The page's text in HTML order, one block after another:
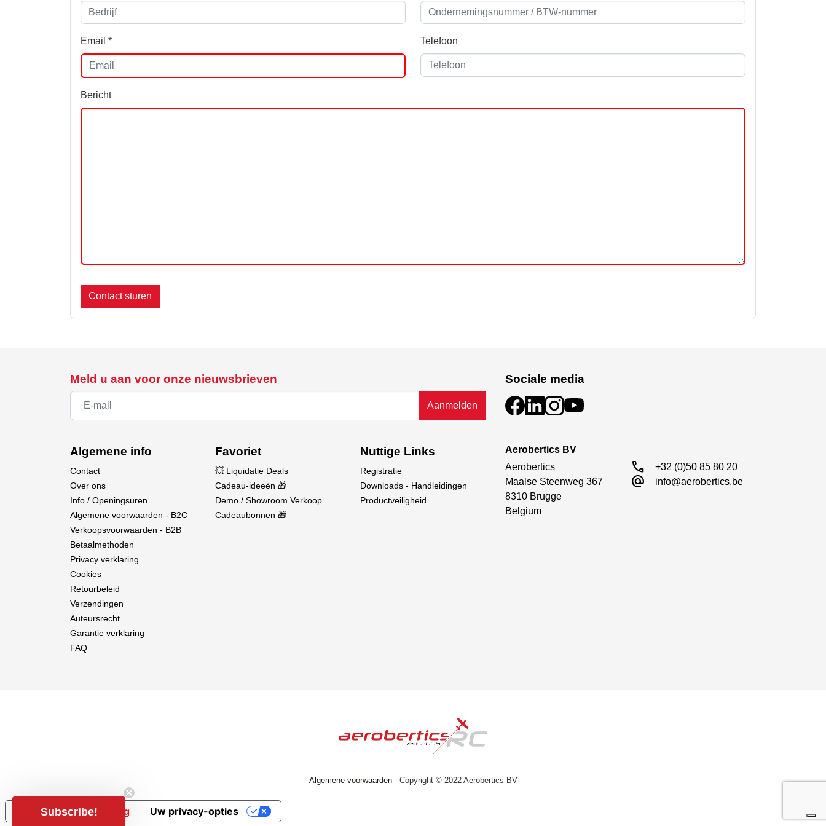
Email * Telefoon
Bericht
Contact sturen
Meld u aan voor onze nieuwsbrieven
Aanmelden
Sociale media
Algemene info
Contact
Over ons
Info / Openingsuren
Algemene voorwaarden - B2C
Verkoopsvoorwaarden - B2B
Betaalmethoden
Privacy verklaring
Cookies
Retourbeleid
Verzendingen
Auteursrecht
Garantie verklaring
FAQ
Favoriet
💥 Liquidatie Deals
Cadeau-ideeën 🎁
Demo / Showroom Verkoop
Cadeaubonnen 🎁
Nuttige Links
Registratie
Downloads - Handleidingen
Productveiligheid
Aerobertics BV
Aerobertics
Maalse Steenweg 367
8310 Brugge
Belgium
call +32 (0)50 85 80 20
alternate_email info@aerobertics.be
Algemene voorwaarden - Copyright © 2022 Aerobertics BV
Melding bij verzameling Uw privacy-opties
Subscribe!